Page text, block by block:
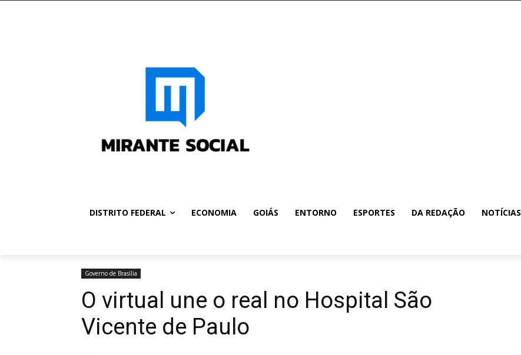
DISTRITO FEDERAL ECONOMIA GOIÁS ENTORNO ESPORTES DA REDAÇÃO NOTÍCIAS
Governo de Brasília
O virtual une o real no Hospital São
Vicente de Paulo